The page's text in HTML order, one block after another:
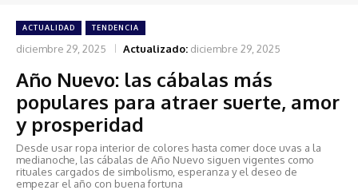
ACTUALIDAD TENDENCIA
diciembre 29, 2025 Actualizado: diciembre 29, 2025
Año Nuevo: las cábalas más
populares para atraer suerte, amor
y prosperidad
Desde usar ropa interior de colores hasta comer doce uvas a la
medianoche, las cábalas de Año Nuevo siguen vigentes como
rituales cargados de simbolismo, esperanza y el deseo de
empezar el año con buena fortuna